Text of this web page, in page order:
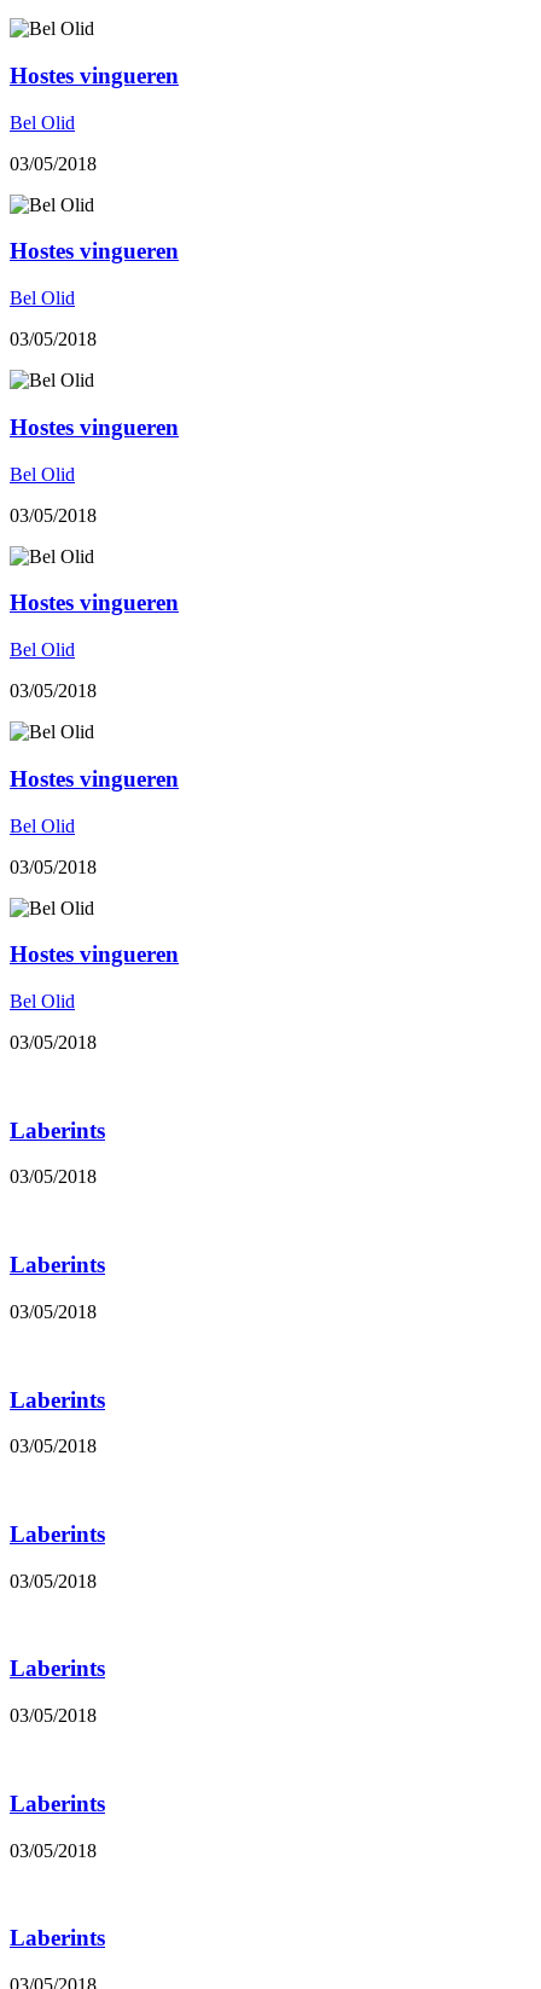
Hostes vingueren
Bel Olid
03/05/2018
Hostes vingueren
Bel Olid
03/05/2018
Hostes vingueren
Bel Olid
03/05/2018
Hostes vingueren
Bel Olid
03/05/2018
Hostes vingueren
Bel Olid
03/05/2018
Hostes vingueren
Bel Olid
03/05/2018
Laberints
03/05/2018
Laberints
03/05/2018
Laberints
03/05/2018
Laberints
03/05/2018
Laberints
03/05/2018
Laberints
03/05/2018
Laberints
03/05/2018